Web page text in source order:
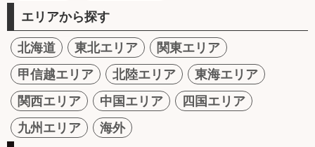
エリアから探す
北海道 東北エリア
関東エリア
甲信越エリア
北陸エリア
東海エリア
関西エリア
中国エリア
四国エリア
九州エリア
海外